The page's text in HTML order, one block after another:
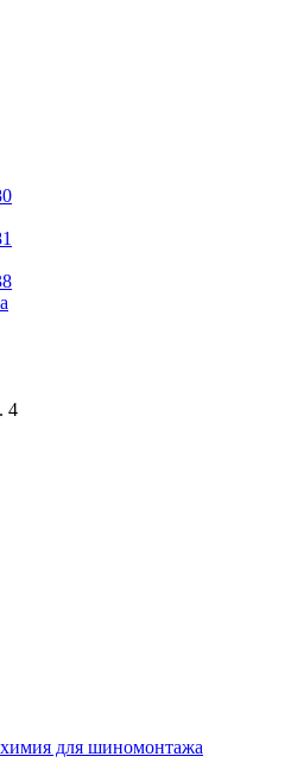
4
для шиномонтажа